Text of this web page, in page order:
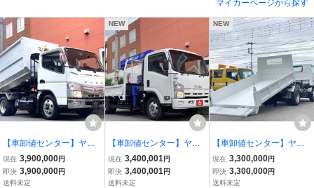
マイカーページから探す
【車卸値センター】ヤフ
オク特価!キャンター 中古
箱(未使用)付き 新明和ツ
インホイストアームロー
現在 3,900,000円
即決 3,900,000円
送料未定
NEW
【車卸値センター】ヤフ
オク特価! エルフ ワイド4
WD タダノ4段クレーン
積載3000kg 荷台鉄板張り
現在 3,400,001円
即決 3,400,001円
送料未定
NEW
【車卸値センター】ヤフ
オク特価!エルフ 新明和
ローダーダンプ 3トン4ナ
ンバー 積載3000kg
現在 3,300,000円
即決 3,300,000円
送料未定